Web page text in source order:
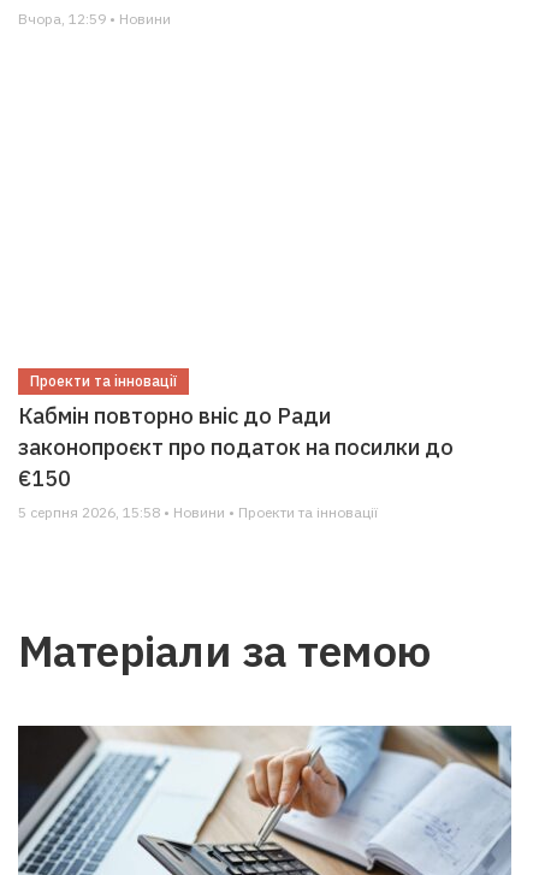
Вчора, 12:59 • Новини
Проекти та інновації
Кабмін повторно вніс до Ради
законопроєкт про податок на посилки до
€150
5 серпня 2026, 15:58 • Новини • Проекти та інновації
Матеріали за темою